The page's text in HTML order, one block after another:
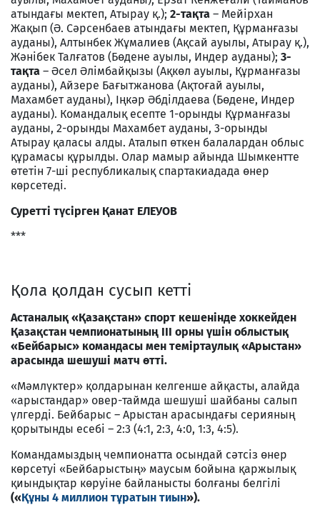
атындағы мектеп, Атырау қ.); 2-тақта – Мейірхан
Жақып (Ә. Сәрсенбаев атындағы мектеп, Құрманғазы
ауданы), Алтынбек Жұмалиев (Ақсай ауылы, Атырау қ.),
Жәнібек Талғатов (Бөдене ауылы, Индер ауданы); 3-
тақта – Әсел Әлімбайқызы (Ақкөл ауылы, Құрманғазы
ауданы), Айзере Бағытжанова (Ақтоғай ауылы,
Махамбет ауданы), Іңкәр Әбділдаева (Бөдене, Индер
ауданы). Командалық есепте 1-орынды Құрманғазы
ауданы, 2-орынды Махамбет ауданы, 3-орынды
Атырау қаласы алды. Аталып өткен балалардан облыс
құрамасы құрылды. Олар мамыр айында Шымкентте
өтетін 7-ші республикалық спартакиадада өнер
көрсетеді.
Суретті түсірген Қанат ЕЛЕУОВ
***
Қола қолдан сусып кетті
Астаналық «Қазақстан» спорт кешенінде хоккейден
Қазақстан чемпионатының ІІІ орны үшін облыстық
«Бейбарыс» командасы мен теміртаулық «Арыстан»
арасында шешуші матч өтті.
«Мәмлүктер» қолдарынан келгенше айқасты, алайда
«арыстандар» овер-таймда шешуші шайбаны салып
үлгерді. Бейбарыс – Арыстан арасындағы серияның
қорытынды есебі – 2:3 (4:1, 2:3, 4:0, 1:3, 4:5).
Командамыздың чемпионатта осындай сәтсіз өнер
көрсетуі «Бейбарыстың» маусым бойына қаржылық
қиындықтар көруіне байланысты болғаны белгілі
(«Құны 4 миллион тұратын тиын»).